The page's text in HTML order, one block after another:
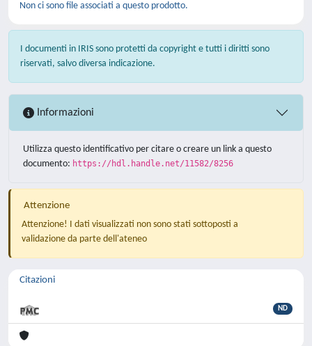
Non ci sono file associati a questo prodotto.
I documenti in IRIS sono protetti da copyright e tutti i diritti sono
riservati, salvo diversa indicazione.
Informazioni
Utilizza questo identificativo per citare o creare un link a questo
documento: https://hdl.handle.net/11582/8256
Attenzione
Attenzione! I dati visualizzati non sono stati sottoposti a
validazione da parte dell'ateneo
Citazioni
ND